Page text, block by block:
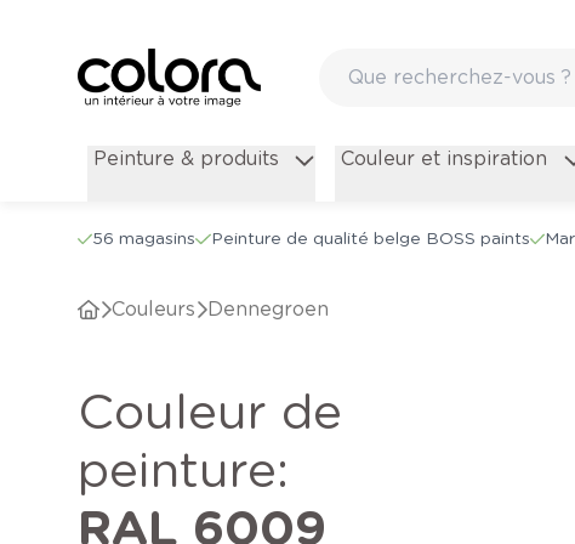
Peinture & produits Couleur et inspiration
56 magasins Peinture de qualité belge BOSS paints
Couleurs Dennegroen
Couleur de
peinture:
RAL 6009